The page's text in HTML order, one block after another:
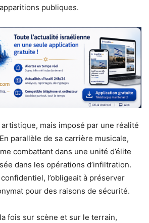
publiques.
artistique, mais imposé par une réalité
parallèle de sa carrière musicale,
dans les opérations d’infiltration.
l’obligeait à préserver
pour des raisons de sécurité.
fois sur scène et sur le terrain,